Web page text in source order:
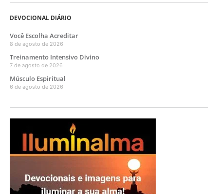
DEVOCIONAL DIÁRIO
Você Escolha Acreditar
8 de agosto de 2026
Treinamento Intensivo Divino
7 de agosto de 2026
Músculo Espiritual
6 de agosto de 2026